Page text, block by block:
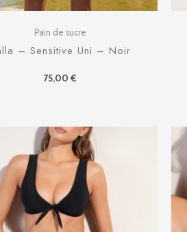
Pain de sucre
– Sensitive Uni – Noir
75,00 €